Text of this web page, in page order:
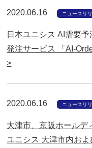
2020.06.16 ニュースリ
日本ユニシス AI需要
発注サービス 「AI-
>
2020.06.16 ニュースリ
大津市、京阪ホールデ
ユニシス 大津市内お